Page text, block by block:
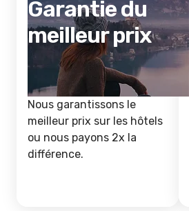
Garantie du
meilleur prix
Nous garantissons le
meilleur prix sur les hôtels
ou nous payons 2x la
différence.